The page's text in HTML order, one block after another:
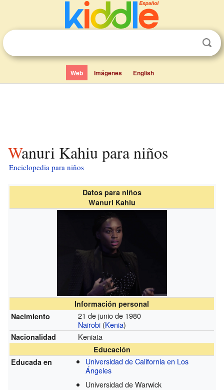
Web Imágenes English
Wanuri Kahiu para niños
Enciclopedia para niños
Datos para niños
Wanuri Kahiu
Información personal
Nacimiento
21 de junio de 1980
Nairobi (Kenia)
Nacionalidad Keniata
Educación
Educada en
Universidad de California en Los
Ángeles
Universidad de Warwick